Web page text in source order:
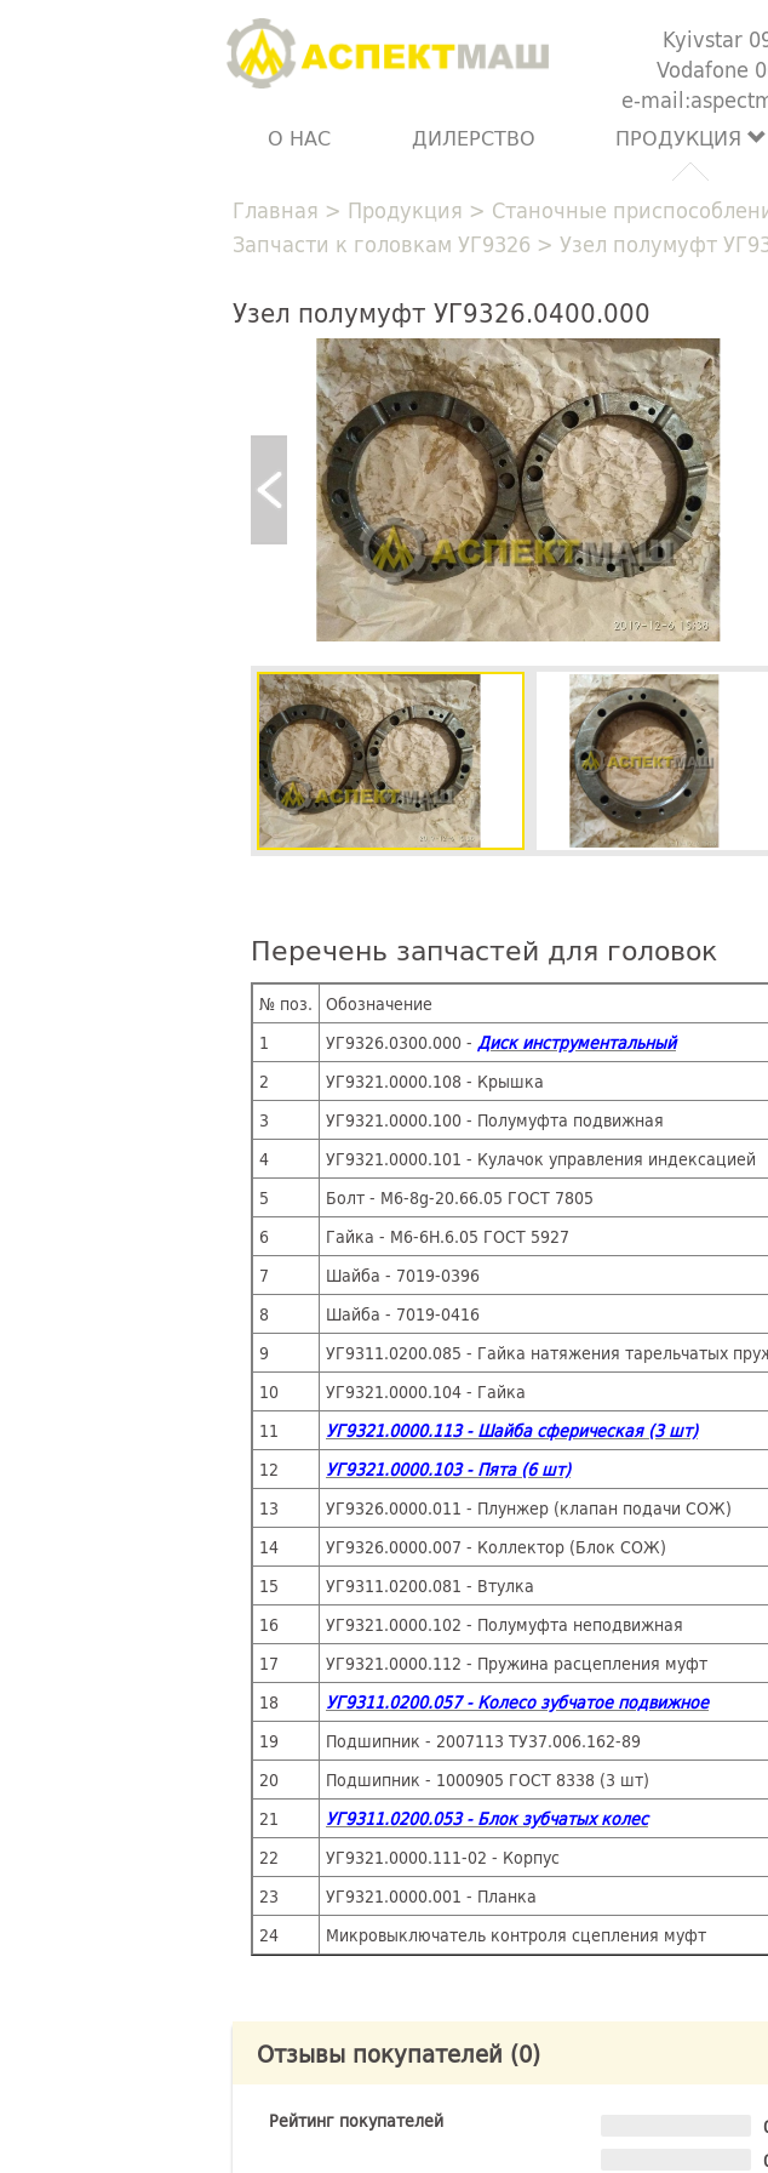
Kyivstar
Vodafone
e-
О НАС ДИЛЕРСТВО ПРОДУКЦИЯ
Главная > Продукция > Станочные
Запчасти к головкам УГ9326 > Узел полумуфт
Узел полумуфт УГ9326.0400.000
Перечень запчастей для головок
№ поз. Обозначение
1
УГ9326.0300.000 - Диск инструментальный
2
УГ9321.0000.108 - Крышка
3
УГ9321.0000.100 - Полумуфта подвижная
4
УГ9321.0000.101 - Кулачок управления
5
Болт - М6-8g-20.66.05 ГОСТ 7805
6
Гайка - М6-6Н.6.05 ГОСТ 5927
7
Шайба - 7019-0396
8
Шайба - 7019-0416
9
УГ9311.0200.085 - Гайка натяжения тарельчатых
10
УГ9321.0000.104 - Гайка
11
УГ9321.0000.113 - Шайба сферическая (3 шт)
12
УГ9321.0000.103 - Пята (6 шт)
13
УГ9326.0000.011 - Плунжер (клапан подачи СОЖ)
14
УГ9326.0000.007 - Коллектор (Блок СОЖ)
15
УГ9311.0200.081 - Втулка
16
УГ9321.0000.102 - Полумуфта неподвижная
17
УГ9321.0000.112 - Пружина расцепления муфт
18
УГ9311.0200.057 - Колесо зубчатое подвижное
19
Подшипник - 2007113 ТУ37.006.162-89
20
Подшипник - 1000905 ГОСТ 8338 (3 шт)
21
УГ9311.0200.053 - Блок зубчатых колес
22
УГ9321.0000.111-02 - Корпус
23
УГ9321.0000.001 - Планка
24
Микровыключатель контроля сцепления муфт
Отзывы покупателей (0)
Рейтинг покупателей